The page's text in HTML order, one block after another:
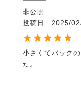
非公開
投稿日
2025/
小さくてバック
た。